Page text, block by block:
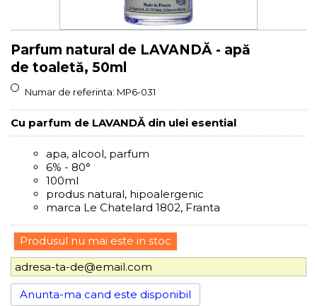
Parfum natural de LAVANDĂ - apă
de toaletă, 50ml
Numar de referinta: MP6-031
Cu parfum de LAVANDĂ din ulei esential
apa, alcool, parfum
6% - 80°
100ml
produs natural, hipoalergenic
marca Le Chatelard 1802, Franta
Produsul nu mai este in stoc
Anunta-ma cand este disponibil